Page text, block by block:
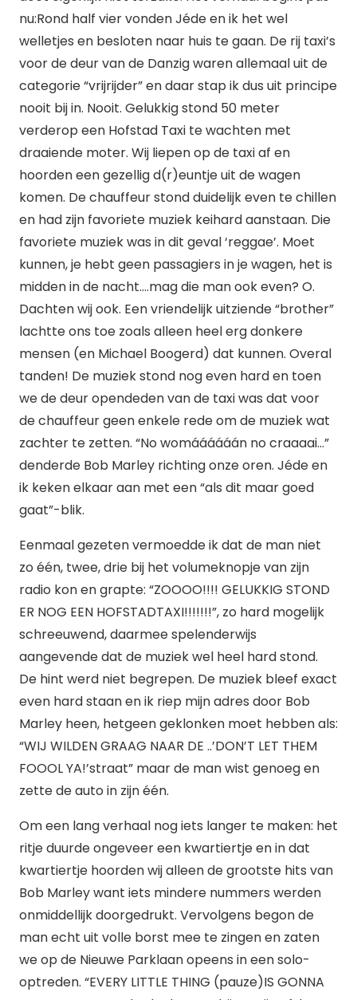
nu:Rond half vier vonden Jéde en ik het wel
welletjes en besloten naar huis te gaan. De rij taxi’s
voor de deur van de Danzig waren allemaal uit de
categorie “vrijrijder” en daar stap ik dus uit principe
nooit bij in. Nooit. Gelukkig stond 50 meter
verderop een Hofstad Taxi te wachten met
draaiende moter. Wij liepen op de taxi af en
hoorden een gezellig d(r)euntje uit de wagen
komen. De chauffeur stond duidelijk even te chillen
en had zijn favoriete muziek keihard aanstaan. Die
favoriete muziek was in dit geval ‘reggae’. Moet
kunnen, je hebt geen passagiers in je wagen, het is
midden in de nacht….mag die man ook even? O.
Dachten wij ook. Een vriendelijk uitziende “brother”
lachtte ons toe zoals alleen heel erg donkere
mensen (en Michael Boogerd) dat kunnen. Overal
tanden! De muziek stond nog even hard en toen
we de deur opendeden van de taxi was dat voor
de chauffeur geen enkele rede om de muziek wat
zachter te zetten. “No womáááááán no craaaai…”
denderde Bob Marley richting onze oren. Jéde en
ik keken elkaar aan met een “als dit maar goed
gaat”-blik.
Eenmaal gezeten vermoedde ik dat de man niet
zo één, twee, drie bij het volumeknopje van zijn
radio kon en grapte: “ZOOOO!!!! GELUKKIG STOND
ER NOG EEN HOFSTADTAXI!!!!!!!”, zo hard mogelijk
schreeuwend, daarmee spelenderwijs
aangevende dat de muziek wel heel hard stond.
De hint werd niet begrepen. De muziek bleef exact
even hard staan en ik riep mijn adres door Bob
Marley heen, hetgeen geklonken moet hebben als:
“WIJ WILDEN GRAAG NAAR DE ..’DON’T LET THEM
FOOOL YA!’straat” maar de man wist genoeg en
zette de auto in zijn één.
Om een lang verhaal nog iets langer te maken: het
ritje duurde ongeveer een kwartiertje en in dat
kwartiertje hoorden wij alleen de grootste hits van
Bob Marley want iets mindere nummers werden
onmiddellijk doorgedrukt. Vervolgens begon de
man echt uit volle borst mee te zingen en zaten
we op de Nieuwe Parklaan opeens in een solo-
optreden. “EVERY LITTLE THING (pauze)IS GONNA